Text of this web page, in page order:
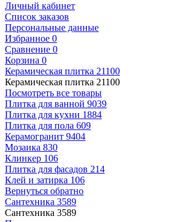
Личный кабинет
Список заказов
Персональные данные
Избранное 0
Сравнение 0
Корзина 0
Керамическая плитка 21100
Керамическая плитка 21100
Посмотреть все товары
Плитка для ванной 9039
Плитка для кухни 1884
Плитка для пола 609
Керамогранит 9404
Мозаика 830
Клинкер 106
Плитка для фасадов 214
Клей и затирка 106
Вернуться обратно
Сантехника 3589
Сантехника 3589